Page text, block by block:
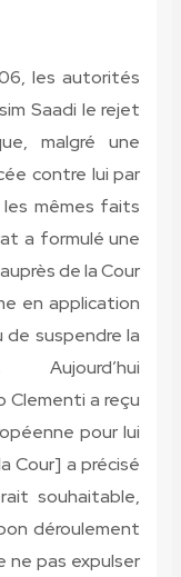
les autorités
Saadi le rejet
malgré une
contre lui par
les mêmes faits
a formulé une
de la Cour
en application
de suspendre la
Aujourd’hui
Clementi a reçu
pour lui
Cour] a précisé
souhaitable,
déroulement
ne pas expulser